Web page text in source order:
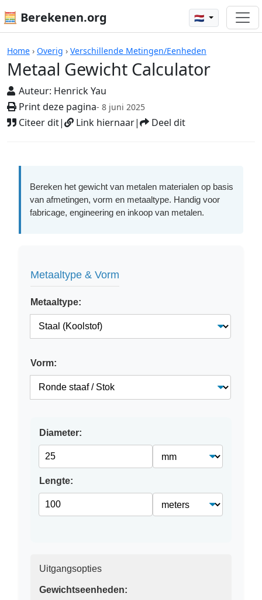
🧮 Berekenen.org 🇳🇱
Home › Overig › Verschillende Metingen/Eenheden
Metaal Gewicht Calculator
Auteur: Henrick Yau
Print deze pagina- 8 juni 2025
Citeer dit| Link hiernaar| Deel dit
Rekenmachines
Bereken het gewicht van metalen materialen op basis
van afmetingen, vorm en metaaltype. Handig voor
fabricage, engineering en inkoop van metalen.
Metaaltype & Vorm
Metaaltype:
Vorm:
Diameter:
Lengte:
Uitgangsopties
Gewichtseenheden: